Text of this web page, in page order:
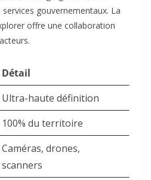
gouvernementaux. La
offre une collaboration
Détail
Ultra-haute définition
100% du territoire
Caméras, drones,
scanners